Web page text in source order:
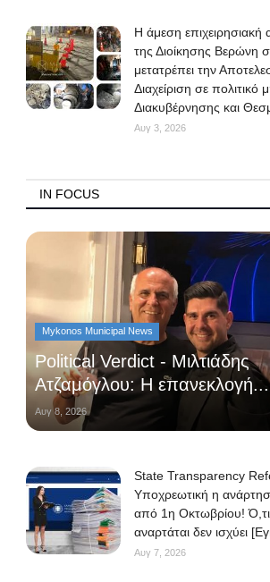
Η άμεση επιχειρησιακή
της Διοίκησης Βερώνη
μετατρέπει την
Διαχείριση σε πολιτικό
Διακυβέρνησης και
Αυγ 3, 2026
IN FOCUS
Mykonos Municipal News
Political Verdict - Μιλτιάδης
Ατζαμόγλου: Η επανεκλογή...
Αυγ 8, 2026
State Transparency
Υποχρεωτική η
από 1η Οκτωβρίου!
αναρτάται δεν ισχύει
Αυγ 7, 2026